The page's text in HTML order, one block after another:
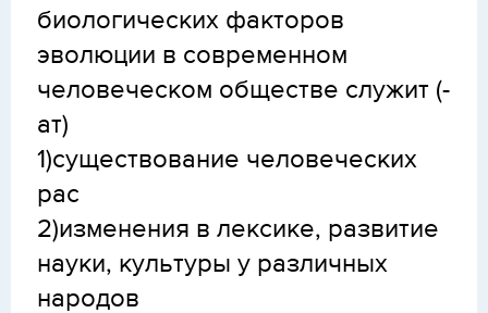
биологических факторов
эволюции в современном
человеческом обществе служит (-
ат)
1)существование человеческих
рас
2)изменения в лексике, развитие
науки, культуры у различных
народов